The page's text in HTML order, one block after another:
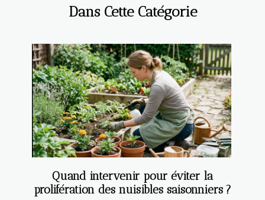
Dans Cette Catégorie
Quand intervenir pour éviter la
prolifération des nuisibles saisonniers ?